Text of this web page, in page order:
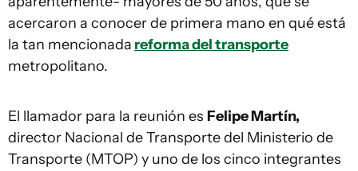
acercaron a conocer de primera mano en qué está
la tan mencionada reforma del transporte
metropolitano.
El llamador para la reunión es Felipe Martín,
director Nacional de Transporte del Ministerio de
Transporte (MTOP) y uno de los cinco integrantes